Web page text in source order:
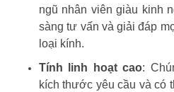
ngũ nhân viên giàu kinh
sàng tư vấn và giải đáp
loại kính.
Tính linh hoạt cao:
kích thước yêu cầu và có